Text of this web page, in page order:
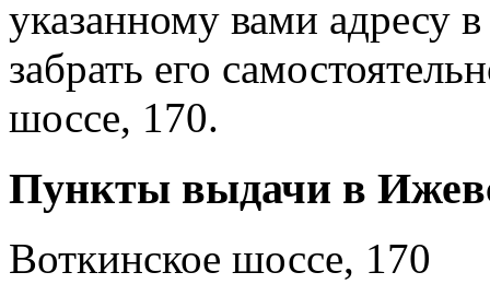
указанному вами адресу
забрать его
шоссе, 170.
Пункты выдачи в
Воткинское шоссе, 170